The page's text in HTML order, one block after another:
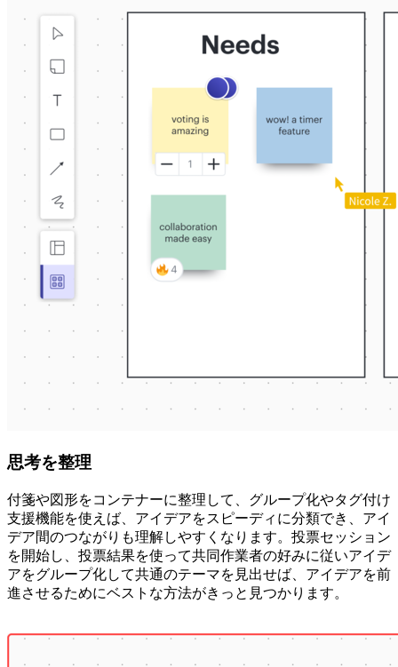
思考を整理
付箋や図形をコンテナーに整理して、グループ化やタグ付け
支援機能を使えば、アイデアをスピーディに分類でき、アイ
デア間のつながりも理解しやすくなります。投票セッション
を開始し、投票結果を使って共同作業者の好みに従いアイデ
アをグループ化して共通のテーマを見出せば、アイデアを前
進させるためにベストな方法がきっと見つかります。